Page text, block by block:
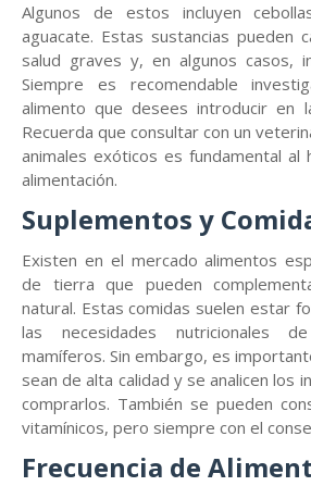
Algunos de estos incluyen
aguacate. Estas sustancias pueden
salud graves y, en algunos casos,
Siempre es recomendable
alimento que desees introducir en
Recuerda que consultar con un
animales exóticos es fundamental al
alimentación.
Suplementos y
Existen en el mercado alimentos
de tierra que pueden
natural. Estas comidas suelen estar
las necesidades nutricionales
mamíferos. Sin embargo, es
sean de alta calidad y se analicen los
comprarlos. También se pueden
vitamínicos, pero siempre con el
Frecuencia de